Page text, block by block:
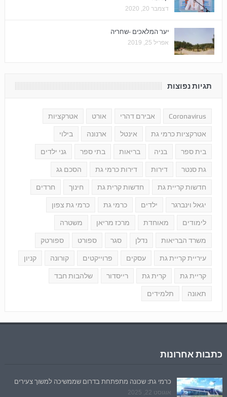
דצמבר 20, 2020
יער המלאכים -שחריה
אפריל 25, 2019
תגיות נפוצות
Coronavirus אבירם דהרי אורט אטרקציות
אטרקציות כרמי גת אינטל ארנונה בילוי
בית ספר בניה בריאות בתי ספר גני ילדים
גת סנטר דירות דירות כרמי גת הסכם גג
חדשות קריית גת חדשות קרית גת חינוך חרדים
יגאל וינברגר ילדים כרמי גת כרמי גת צפון
לימודים מאוחדת מרכז מריאן משטרה
משרד הבריאות נדלן סגר ספורט ספורטק
עיריית קריית גת עסקים פרוייקטים קורונה קניון
קריית גת קרית גת רייסדור שלהבות חבד
תאונה תלמידים
כתבות אחרונות
כרמי גת: שכונה מתפתחת בדרום שממשיכה למשוך צעירים
אוגוסט 22, 2025